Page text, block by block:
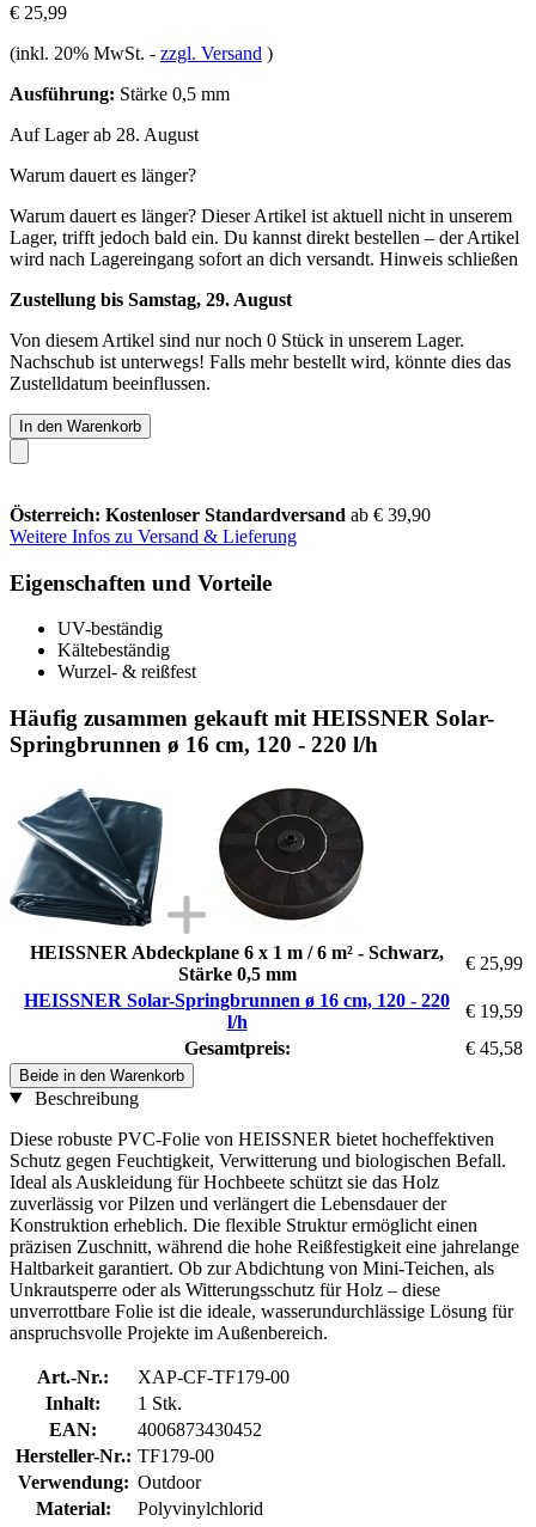
€ 25,99
(inkl. 20% MwSt. - zzgl. Versand )
Ausführung: Stärke 0,5 mm
Auf Lager ab 28. August
Warum dauert es länger?
Warum dauert es länger? Dieser Artikel ist aktuell nicht in unserem
Lager, trifft jedoch bald ein. Du kannst direkt bestellen – der Artikel
wird nach Lagereingang sofort an dich versandt. Hinweis schließen
Zustellung bis Samstag, 29. August
Von diesem Artikel sind nur noch 0 Stück in unserem Lager.
Nachschub ist unterwegs! Falls mehr bestellt wird, könnte dies das
Zustelldatum beeinflussen.
In den Warenkorb
Österreich: Kostenloser Standardversand ab € 39,90
Weitere Infos zu Versand & Lieferung
Eigenschaften und Vorteile
UV-beständig
Kältebeständig
Wurzel- & reißfest
Häufig zusammen gekauft mit HEISSNER Solar-
Springbrunnen ø 16 cm, 120 - 220 l/h
HEISSNER Abdeckplane 6 x 1 m / 6 m² - Schwarz,
Stärke 0,5 mm
€ 25,99
HEISSNER Solar-Springbrunnen ø 16 cm, 120 - 220
l/h
€ 19,59
Gesamtpreis:
€ 45,58
Beide in den Warenkorb
Beschreibung
Diese robuste PVC-Folie von HEISSNER bietet hocheffektiven
Schutz gegen Feuchtigkeit, Verwitterung und biologischen Befall.
Ideal als Auskleidung für Hochbeete schützt sie das Holz
zuverlässig vor Pilzen und verlängert die Lebensdauer der
Konstruktion erheblich. Die flexible Struktur ermöglicht einen
präzisen Zuschnitt, während die hohe Reißfestigkeit eine jahrelange
Haltbarkeit garantiert. Ob zur Abdichtung von Mini-Teichen, als
Unkrautsperre oder als Witterungsschutz für Holz – diese
unverrottbare Folie ist die ideale, wasserundurchlässige Lösung für
anspruchsvolle Projekte im Außenbereich.
Art.-Nr.:
XAP-CF-TF179-00
Inhalt:
1 Stk.
EAN:
4006873430452
Hersteller-Nr.: TF179-00
Verwendung: Outdoor
Material:
Polyvinylchlorid